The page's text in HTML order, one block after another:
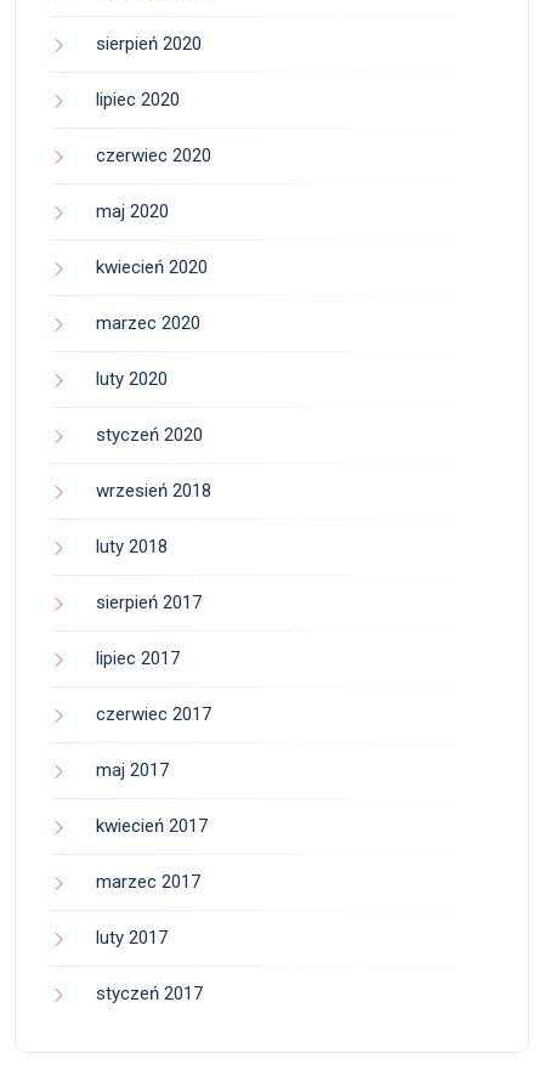
sierpień 2020
lipiec 2020
czerwiec 2020
maj 2020
kwiecień 2020
marzec 2020
luty 2020
styczeń 2020
wrzesień 2018
luty 2018
sierpień 2017
lipiec 2017
czerwiec 2017
maj 2017
kwiecień 2017
marzec 2017
luty 2017
styczeń 2017